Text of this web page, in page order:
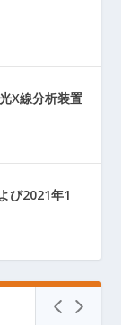
X線分析装置
び2021年1